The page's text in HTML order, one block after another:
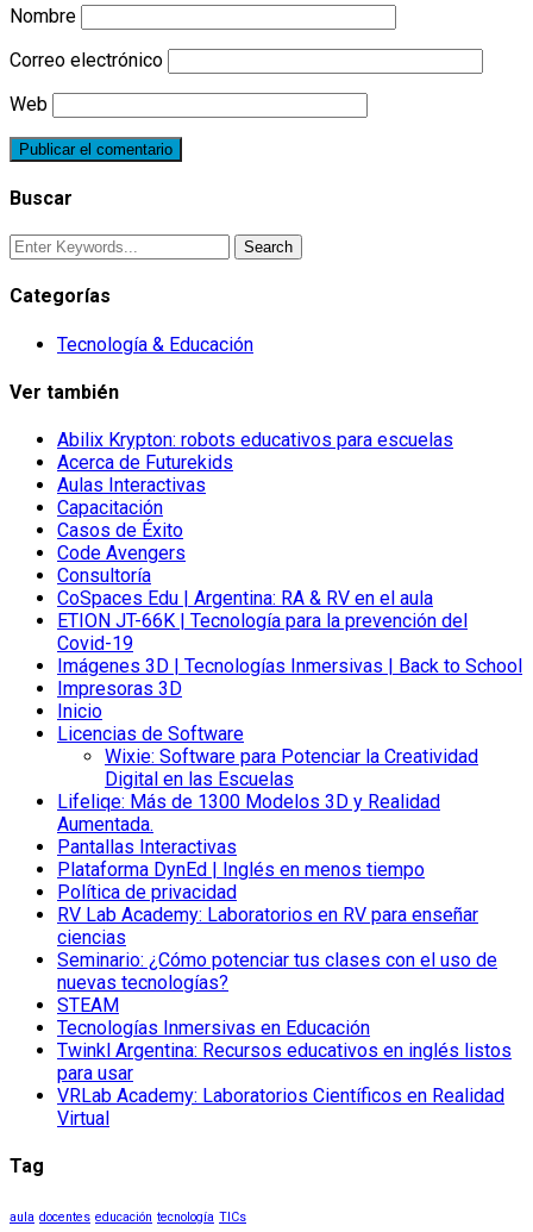
Nombre
Correo electrónico
Web
Buscar
Categorías
Tecnología & Educación
Ver también
Abilix Krypton: robots educativos para escuelas
Acerca de Futurekids
Aulas Interactivas
Capacitación
Casos de Éxito
Code Avengers
Consultoría
CoSpaces Edu | Argentina: RA & RV en el aula
ETION JT-66K | Tecnología para la prevención del
Covid-19
Imágenes 3D | Tecnologías Inmersivas | Back to School
Impresoras 3D
Inicio
Licencias de Software
Wixie: Software para Potenciar la Creatividad
Digital en las Escuelas
Lifeliqe: Más de 1300 Modelos 3D y Realidad
Aumentada.
Pantallas Interactivas
Plataforma DynEd | Inglés en menos tiempo
Política de privacidad
RV Lab Academy: Laboratorios en RV para enseñar
ciencias
Seminario: ¿Cómo potenciar tus clases con el uso de
nuevas tecnologías?
STEAM
Tecnologías Inmersivas en Educación
Twinkl Argentina: Recursos educativos en inglés listos
para usar
VRLab Academy: Laboratorios Científicos en Realidad
Virtual
Tag
aula docentes educación tecnología TICs